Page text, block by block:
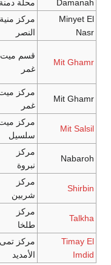
Damanah
محلة دمنة
Minyet El
Nasr
مركز منية
النصر
Mit Ghamr
قسم ميت
غمر
Mit Ghamr
مركز ميت
غمر
Mit Salsil
مركز ميت
سلسيل
Nabaroh
مركز
نبروة
Shirbin
مركز
شربين
Talkha
مركز
طلخا
Timay El
Imdid
مركز تمى
الأمديد